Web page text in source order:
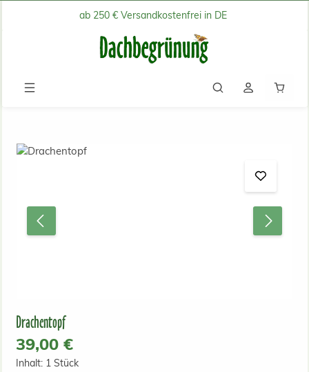
Zum Hauptinhalt springenab 250 € Versandkostenfrei in DE
Bildergalerie überspringen
Drachentopf
Regulärer Preis:
39,00 €
Inhalt: 1 Stück